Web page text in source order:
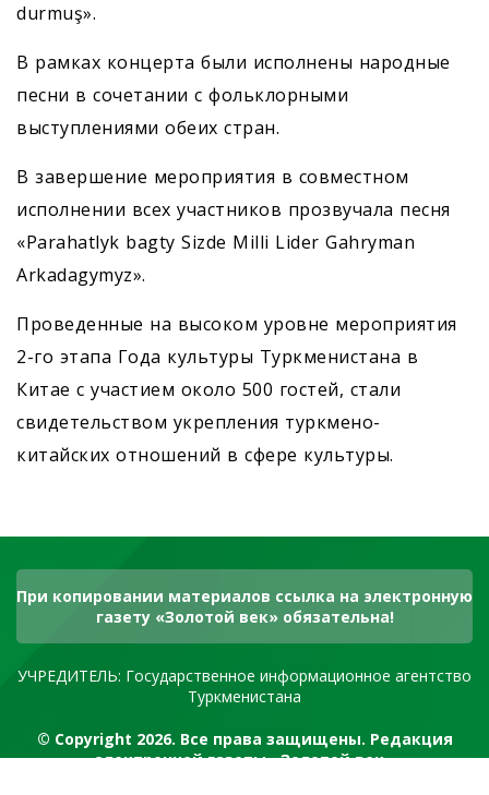
durmuş».
В рамках концерта были исполнены народные
песни в сочетании с фольклорными
выступлениями обеих стран.
В завершение мероприятия в совместном
исполнении всех участников прозвучала песня
«Parahatlyk bagty Sizde Milli Lider Gahryman
Arkadagymyz».
Проведенные на высоком уровне мероприятия
2-го этапа Года культуры Туркменистана в
Китае с участием около 500 гостей, стали
свидетельством укрепления туркмено-
китайских отношений в сфере культуры.
При копировании материалов ссылка на электронную
газету «Золотой век» обязательна!
УЧРЕДИТЕЛЬ: Государственное информационное агентство
Туркменистана
© Copyright 2026. Все права защищены. Редакция
электронной газеты «Золотой век»